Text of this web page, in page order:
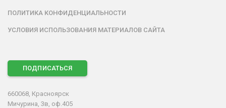
ПОЛИТИКА КОНФИДЕНЦИАЛЬНОСТИ
УСЛОВИЯ ИСПОЛЬЗОВАНИЯ МАТЕРИАЛОВ САЙТА
ПОДПИСАТЬСЯ
660068, Красноярск
Мичурина, 3в, оф.405